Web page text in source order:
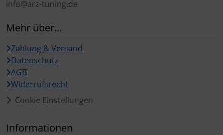
info@arz-tuning.de
Mehr über...
Zahlung & Versand
Datenschutz
AGB
Widerrufsrecht
Cookie Einstellungen
Informationen